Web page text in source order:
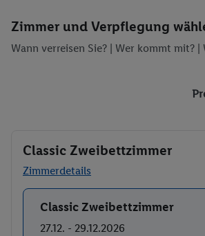
Zimmer und Verpflegung
Wann verreisen Sie? | Wer kommt mit? |
Classic Zweibettzimmer
Zimmerdetails
Buchen
Classic Zweibettzimmer
27.12. - 29.12.2026